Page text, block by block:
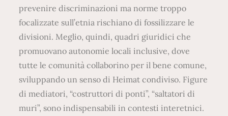
prevenire discriminazioni ma norme troppo
focalizzate sull’etnia rischiano di fossilizzare le
divisioni. Meglio, quindi, quadri giuridici che
promuovano autonomie locali inclusive, dove
tutte le comunità collaborino per il bene comune,
sviluppando un senso di Heimat condiviso. Figure
di mediatori, “costruttori di ponti”, “saltatori di
muri”, sono indispensabili in contesti interetnici.